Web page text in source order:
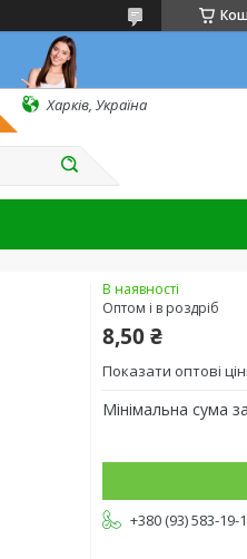
Харків, Україна
В наявності
Оптом і в роздріб
8,50 ₴
Показати оптові
Мінімальна сума
+380 (93) 583-19-